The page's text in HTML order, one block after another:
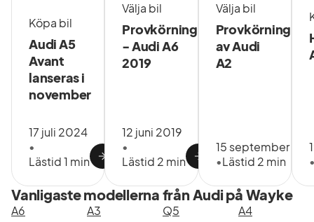
Köpa bil
Audi A5
Avant
lanseras i
november
17 juli 2024
•
Lästid 1 min
Välja bil
Provkörning
- Audi A6
2019
12 juni 2019
•
Lästid 2 min
Välja bil
Provkörning
av Audi
A2
15 september
•Lästid 2 min
Vanligaste modellerna från Audi på Wayke
A6 A3 Q5
A4